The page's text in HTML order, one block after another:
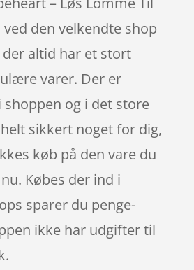
ved den velkendte shop
altid har et stort
varer. Der er
shoppen og i det store
sikkert noget for dig,
køb på den vare du
Købes der ind i
sparer du penge-
ikke har udgifter til